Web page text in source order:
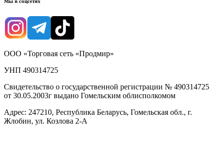
ООО «Торговая сеть «Продмир»
УНП 490314725
Свидетельство о государственной регистрации № 490314725
от 30.05.2003г выдано Гомельским облисполкомом
Адрес: 247210, Республика Беларусь, Гомельская обл., г.
Жлобин, ул. Козлова 2-А